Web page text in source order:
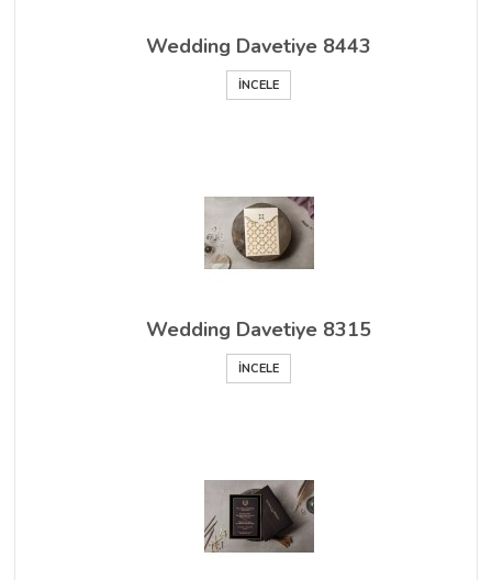
Wedding Davetiye 8443
İNCELE
Wedding Davetiye 8315
İNCELE